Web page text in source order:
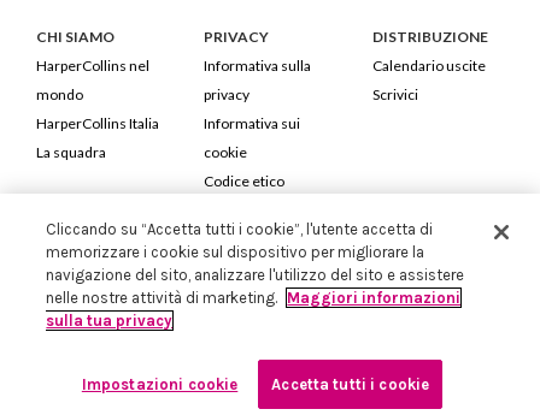
CHI SIAMO
HarperCollins nel
mondo
HarperCollins Italia
La squadra
PRIVACY
Informativa sulla
privacy
Informativa sui
cookie
Codice etico
DISTRIBUZIONE
Calendario uscite
Scrivici
HarperCollins Italia S.p.A. Viale Monte Nero, 84 - 20135 Milano
Cod. Fiscale e P.IVA 05946780151 - Capitale Sociale 258.250 €
Iscritta in Milano al Registro delle imprese nr.198004 e REA nr.1051898
Cliccando su “Accetta tutti i cookie”, l'utente accetta di
memorizzare i cookie sul dispositivo per migliorare la
navigazione del sito, analizzare l'utilizzo del sito e assistere
nelle nostre attività di marketing. Maggiori informazioni
sulla tua privacy
Impostazioni cookie Accetta tutti i cookie